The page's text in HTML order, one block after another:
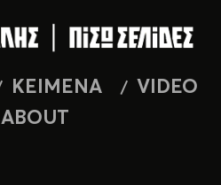
ΚΕΙΜΕΝΑ
VIDEO
ABOUT